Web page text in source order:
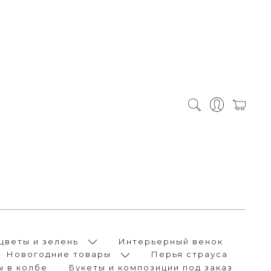
и зелень
Интерьерный венок
Новогодние товары
Перья страуса
в колбе
Букеты и композиции под заказ